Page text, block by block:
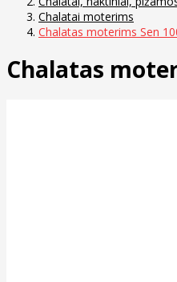
Chalatai moterims
Chalatas moterims Sen
Chalatas